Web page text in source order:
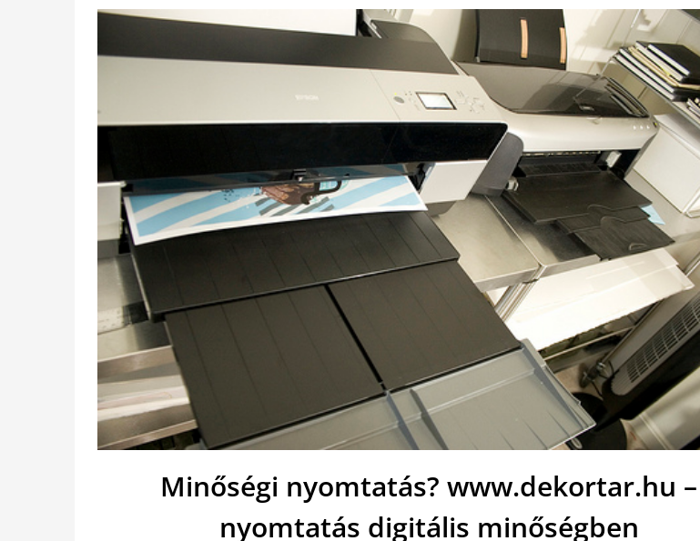
Minőségi nyomtatás? www.dekortar.hu –
nyomtatás digitális minőségben